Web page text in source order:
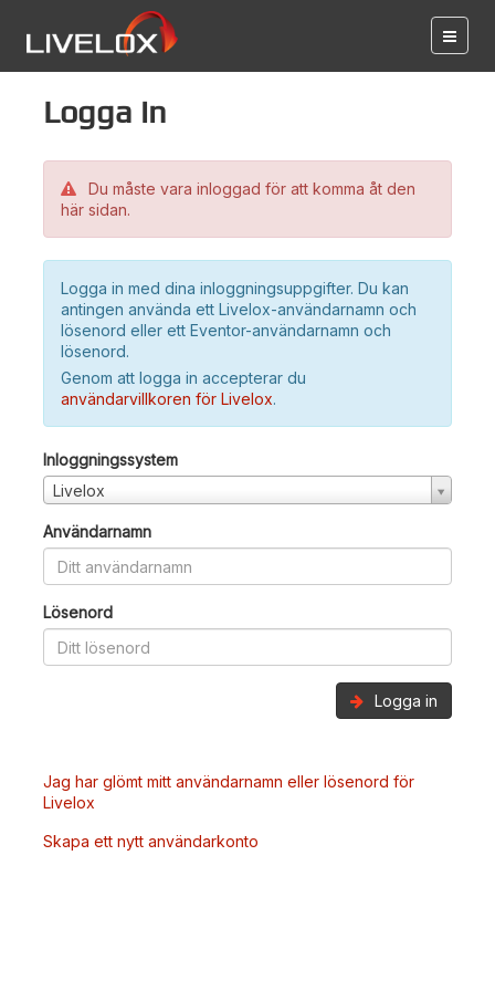
Logga in
Du måste vara inloggad för att komma åt den
här sidan.
Logga in med dina inloggningsuppgifter. Du kan
antingen använda ett Livelox-användarnamn och
lösenord eller ett Eventor-användarnamn och
lösenord.
Genom att logga in accepterar du
användarvillkoren för Livelox.
Inloggningssystem
Livelox
Användarnamn
Lösenord
Logga in
Jag har glömt mitt användarnamn eller lösenord för
Livelox
Skapa ett nytt användarkonto